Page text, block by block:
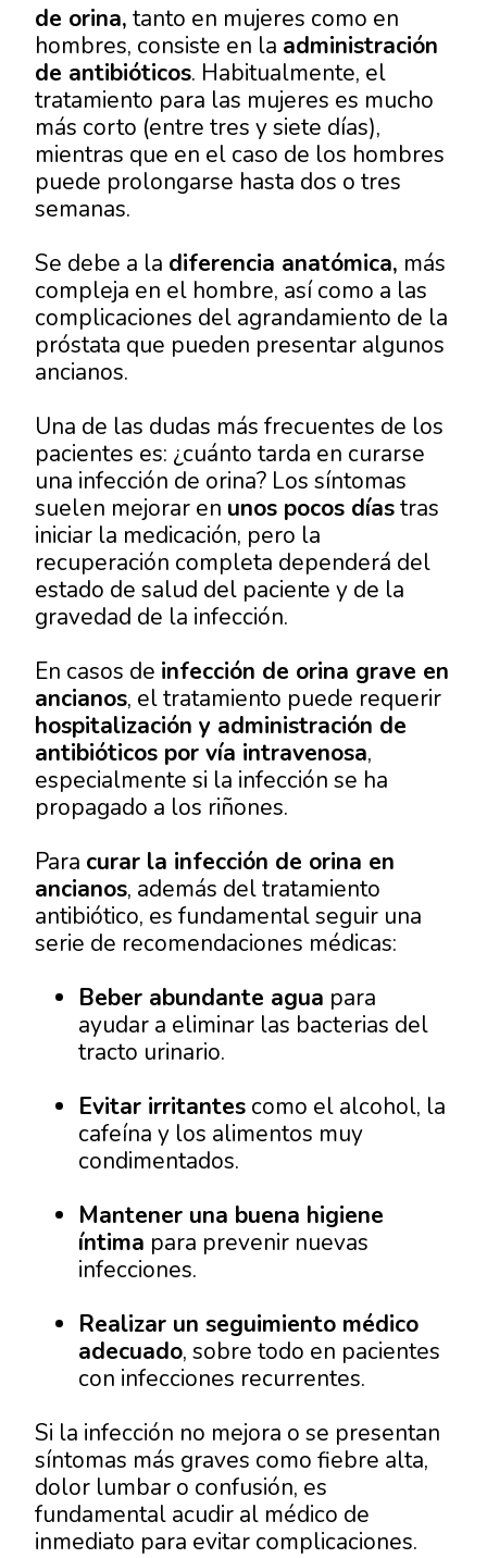
de orina, tanto en mujeres como en
hombres, consiste en la administración
de antibióticos. Habitualmente, el
tratamiento para las mujeres es mucho
más corto (entre tres y siete días),
mientras que en el caso de los hombres
puede prolongarse hasta dos o tres
semanas.
Se debe a la diferencia anatómica, más
compleja en el hombre, así como a las
complicaciones del agrandamiento de la
próstata que pueden presentar algunos
ancianos.
Una de las dudas más frecuentes de los
pacientes es: ¿cuánto tarda en curarse
una infección de orina? Los síntomas
suelen mejorar en unos pocos díastras
iniciar la medicación, pero la
recuperación completa dependerá del
estado de salud del paciente y de la
gravedad de la infección.
En casos de infección de orina grave en
ancianos, el tratamiento puede requerir
hospitalización y administración de
antibióticos por vía intravenosa,
especialmente si la infección se ha
propagado a los riñones.
Para curar la infección de orina en
ancianos, además del tratamiento
antibiótico, es fundamental seguir una
serie de recomendaciones médicas:
Beber abundante agua para
ayudar a eliminar las bacterias del
tracto urinario.
Evitar irritantes como el alcohol, la
cafeína y los alimentos muy
condimentados.
Mantener una buena higiene
íntima para prevenir nuevas
infecciones.
Realizar un seguimiento médico
adecuado, sobre todo en pacientes
con infecciones recurrentes.
Si la infección no mejora o se presentan
síntomas más graves como fiebre alta,
dolor lumbar o confusión, es
fundamental acudir al médico de
inmediato para evitar complicaciones.